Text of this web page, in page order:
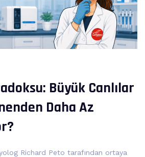
Büyük Canlılar
Daha Az
Richard Peto tarafından ortaya